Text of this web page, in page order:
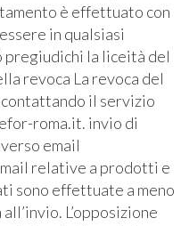
è effettuato con
in qualsiasi
pregiudichi la liceità del
revoca La revoca del
il servizio
roma.it. invio di
email
relative a prodotti e
sono effettuate a meno
L’opposizione